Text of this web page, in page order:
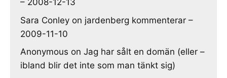
– 2008-12-13
Sara Conley on jardenberg kommenterar –
2009-11-10
Anonymous on Jag har sålt en domän (eller –
ibland blir det inte som man tänkt sig)